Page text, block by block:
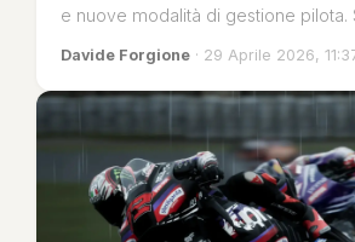
e nuove modalità di gestione pilota.
Davide Forgione · 29 Aprile 2026,